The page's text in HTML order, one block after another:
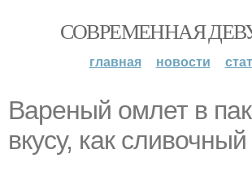
СОВРЕМЕННАЯ
главная новости
Вареный омлет в
вкусу, как